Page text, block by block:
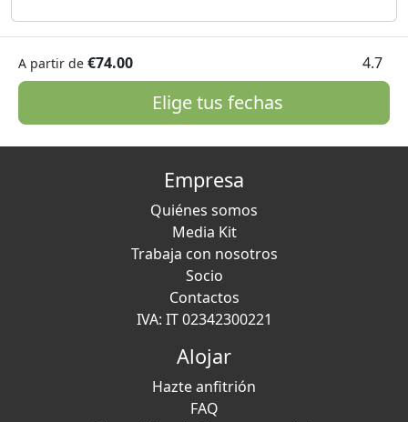
A partir de €74.00 4.7
Elige tus fechas
Empresa
Quiénes somos
Media Kit
Trabaja con nosotros
Socio
Contactos
IVA: IT 02342300221
Alojar
Hazte anfitrión
FAQ